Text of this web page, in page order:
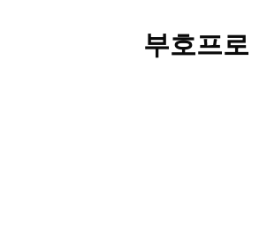
부호프로